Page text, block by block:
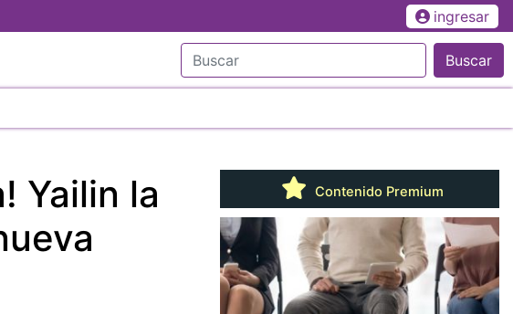
ingresar
Buscar
Yailin la
Contenido Premium